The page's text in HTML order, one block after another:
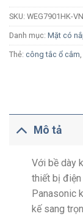
SKU: WEG7901HK-VN
Danh mục: Mặt có
Thẻ: công tắc ổ cắm
Mô tả
Với bề dày
thiết bị
Panasonic
kế sang